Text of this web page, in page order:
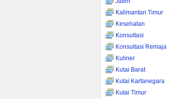
Kalimantan Timur
Kesehatan
Konsultasi
Konsultasi Remaja
Kuliner
Kutai Barat
Kutai Kartanegara
Kutai Timur